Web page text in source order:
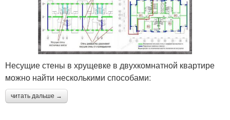
Несущие стены в хрущевке в двухкомнатной квартире
можно найти несколькими способами:
читать дальше →